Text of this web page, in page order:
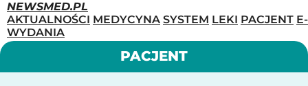
NEWSMED.PL
AKTUALNOŚCI MEDYCYNA SYSTEM LEKI PACJENT E-
WYDANIA
PACJENT